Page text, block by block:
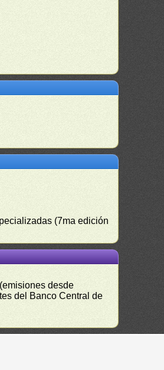
(7ma edición
(emisiones desde
del Banco Central de